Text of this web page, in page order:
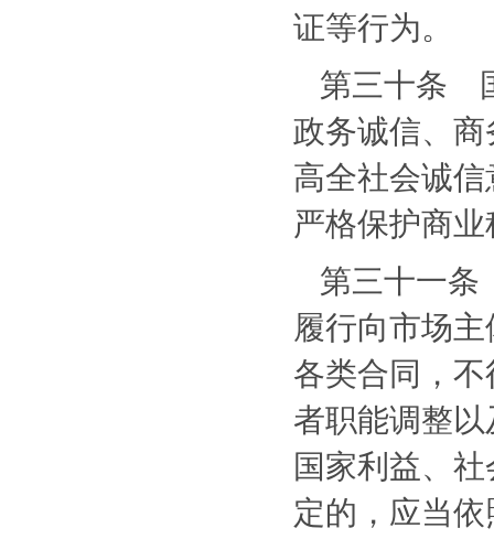
证等行为。
第三十条
政务诚信、
高全社会诚
严格保护商
第三十一
履行向市场
各类合同，
者职能调整
国家利益、
定的，应当